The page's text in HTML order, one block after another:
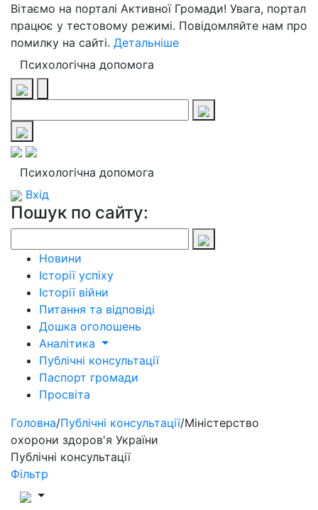
Вітаємо на порталі Активної Громади! Увага, портал
працює у тестовому режимі. Повідомляйте нам про
помилку на сайті. Детальніше
Психологічна допомога
Психологічна допомога
Вхід
Пошук по сайту:
Новини
Історії успіху
Історії війни
Питання та відповіді
Дошка оголошень
Аналітика
Публічні консультації
Паспорт громади
Просвіта
Головна/Публічні консультації/Міністерство
охорони здоров'я України
Публічні консультації
Фільтр